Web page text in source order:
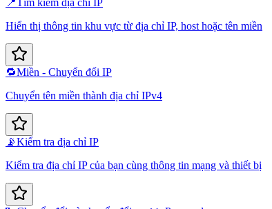
📍Tìm kiếm địa chỉ IP
Hiển thị thông tin khu vực từ địa chỉ IP, host hoặc tên miền
🔁Miền - Chuyển đổi IP
Chuyển tên miền thành địa chỉ IPv4
📡Kiểm tra địa chỉ IP
Kiểm tra địa chỉ IP của bạn cùng thông tin mạng và thiết bị